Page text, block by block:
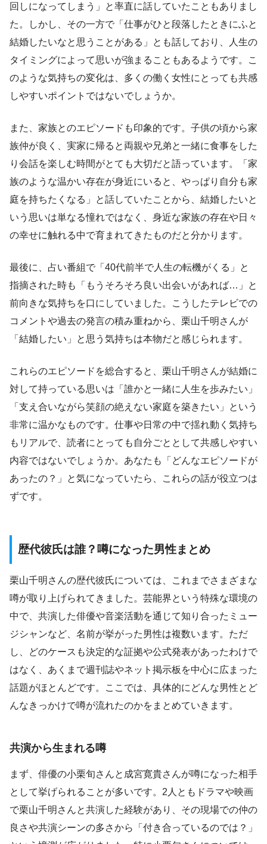
回しになってしまう」と率直に話していたこともありまし
た。しかし、その一方で「仕事がひと段落したときにふと
結婚したいなと思うことがある」とも話しており、人生の
タイミングによって思いが強まることもあるようです。こ
のような気持ちの変化は、多くの働く女性にとっても共感
しやすいポイントではないでしょうか。
また、家族とのエピソードも印象的です。子供の頃から家
族仲が良く、実家に帰ると両親や兄弟と一緒に食事をした
り会話を楽しむ時間がとても大切だと語っています。「家
族のような温かい存在が身近にいると、やっぱり自分も家
庭を持ちたくなる」と話していたことから、結婚したいと
いう思いは単なる憧れではなく、身近な家族の存在や日々
の幸せに触れる中で育まれてきたものだと分かります。
最後に、占い番組で「40代前半で人生の転機がくる」と
指摘された時も「もうそろそろ良い出会いがあれば…」と
前向きな気持ちを口にしていました。こうしたテレビでの
コメントや過去の発言の積み重ねから、栗山千明さんが
「結婚したい」と思う気持ちは本物だと感じられます。
これらのエピソードを総合すると、栗山千明さんが結婚に
対して持っている思いは「誰かと一緒に人生を歩みたい」
「支え合いながら笑顔の絶えない家庭を築きたい」という
非常に温かなものです。仕事や日常の中で揺れ動く気持ち
もリアルで、読者にとっても自分ごととして共感しやすい
内容ではないでしょうか。あなたも「どんなエピソードが
あったの？」と気になっていたら、これらの話が役立つは
ずです。
歴代彼氏は誰？噂になった男性まとめ
栗山千明さんの歴代彼氏については、これまでさまざまな
噂が取り上げられてきました。芸能界という特殊な環境の
中で、共演した俳優や音楽活動を通じて知り合ったミュー
ジシャンなど、名前が挙がった男性は複数います。ただ
し、どのケースも決定的な証拠や公式発表があったわけで
はなく、あくまで週刊誌やネット掲示板を中心に広まった
話題がほとんどです。ここでは、具体的にどんな男性とど
んなきっかけで噂が流れたのかをまとめていきます。
共演から生まれる噂
まず、俳優の小栗旬さんと成宮寛貴さんが噂になった相手
として挙げられることが多いです。2人ともドラマや映画
で栗山千明さんと共演した経験があり、その現場での仲の
良さや共演シーンの多さから「付き合っているのでは？」